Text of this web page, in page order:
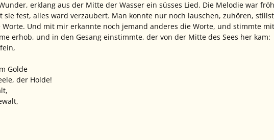
erklang aus der Mitte der Wasser ein süsses Lied. Die Melodie war
sie fest, alles ward verzaubert. Man konnte nur noch lauschen, zuhören,
Und mit mir erkannte noch jemand anderes die Worte, und stimmte
erhob, und in den Gesang einstimmte, der von der Mitte des Sees her kam:
Golde
der Holde!